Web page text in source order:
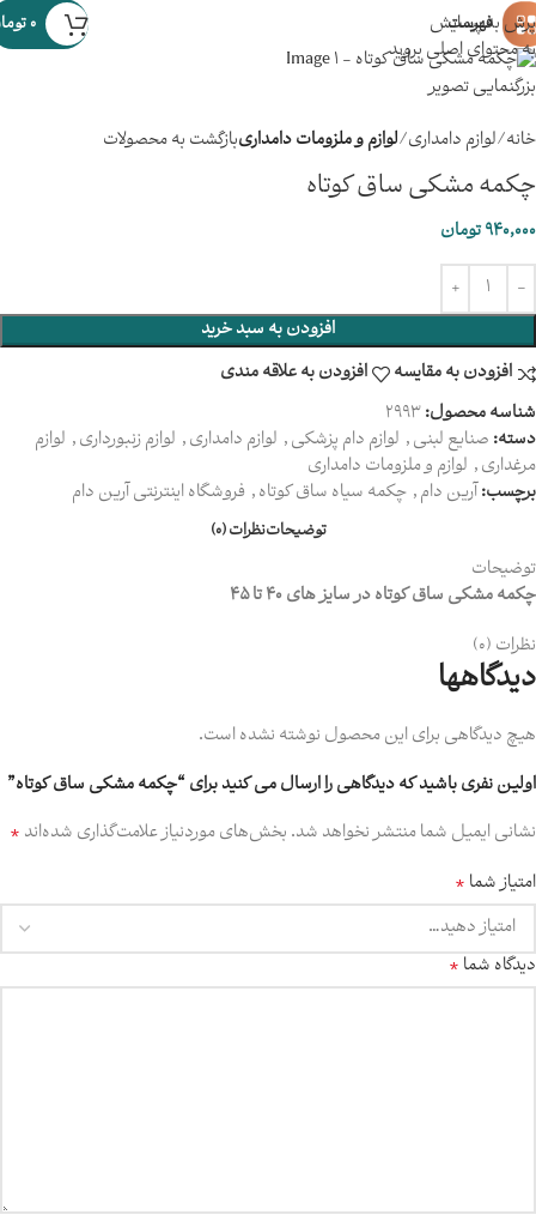
پرش به پیمایش
به محتوای اصلی بروید
فهرست 0
بزرگنمایی تصویر
خانه لوازم دامداری لوازم و ملزومات دامداریبازگشت به محصولات
چکمه مشکی ساق کوتاه
940,000تومان
افزودن به سبد خرید
افزودن به مقایسه
افزودن به علاقه مندی
شناسه محصول:2993
دسته: صنایع لبنی, لوازم دام پزشکی, لوازم دامداری, لوازم زنبورداری, لوازم
مرغداری, لوازم و ملزومات دامداری
برچسب:آرین دام, چکمه سیاه ساق کوتاه, فروشگاه اینترنتی آرین دام
توضیحاتنظرات (0)
توضیحات
چکمه مشکی ساق کوتاه در سایز های 40 تا
45
نظرات (0)
دیدگاهها
هیچ دیدگاهی برای این محصول نوشته نشده است.
اولین نفری باشید که دیدگاهی را ارسال می کنید برای “چکمه مشکی ساق کوتاه”
نشانی ایمیل شما منتشر نخواهد شد. بخش‌های موردنیاز علامت‌گذاری شده‌اند *
امتیاز شما *
دیدگاه شما*